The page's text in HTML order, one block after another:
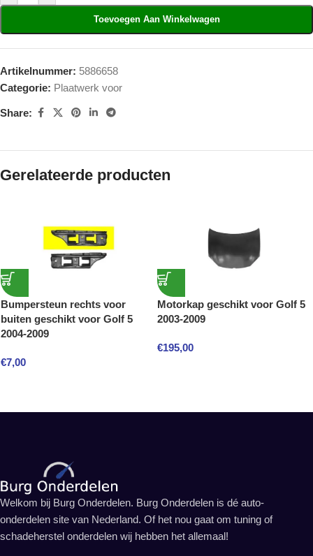
Toevoegen Aan Winkelwagen
Artikelnummer: 5886658
Categorie: Plaatwerk voor
Share:
Gerelateerde producten
Bumpersteun rechts voor
buiten geschikt voor Golf 5
2004-2009
€7,00
Motorkap geschikt voor Golf 5
2003-2009
€195,00
Welkom bij Burg Onderdelen. Burg Onderdelen is dé auto-
onderdelen site van Nederland. Of het nou gaat om tuning of
schadeherstel onderdelen wij hebben het allemaal!